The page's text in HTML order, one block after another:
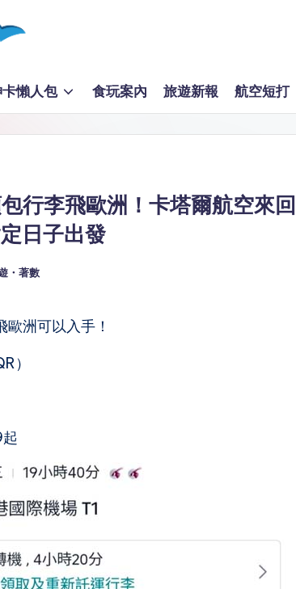
懶人包 食玩案內 旅遊新報 航空短打
包行李飛歐洲！卡塔爾航空
日子出發
・著數
洲可以入手！
）